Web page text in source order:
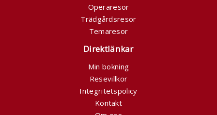
Operaresor
Trädgårdsresor
Temaresor
Direktlänkar
Min bokning
Resevillkor
Integritetspolicy
Kontakt